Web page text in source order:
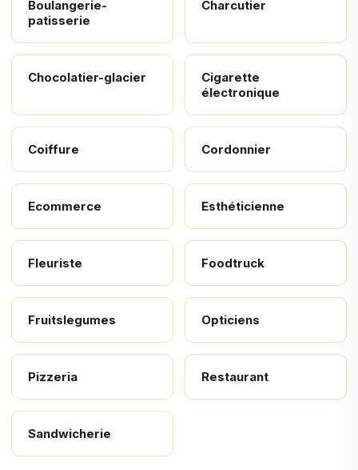
Boulangerie-
patisserie
Charcutier
Chocolatier-glacier
Cigarette
électronique
Coiffure Cordonnier
Ecommerce Esthéticienne
Fleuriste Foodtruck
Fruitslegumes Opticiens
Pizzeria Restaurant
Sandwicherie